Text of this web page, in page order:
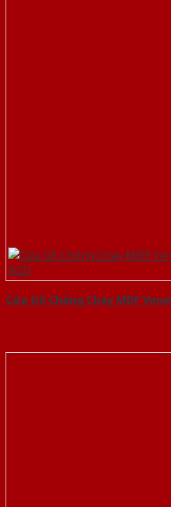
Cửa Gỗ Chống Cháy MDF